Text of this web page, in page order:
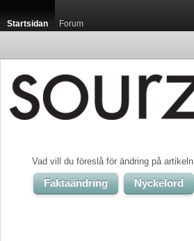
Startsidan Forum
Vad vill du föreslå för ändring på artikeln
Faktaändring Nyckelord